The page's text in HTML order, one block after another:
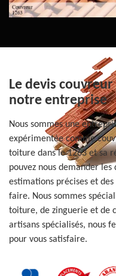
Le devis
notre entreprise
Nous sommes une
expérimentée comme
toiture dans le 1263 et sa
pouvez nous demander
estimations précises et
faire. Nous sommes
toiture, de zinguerie et de
artisans spécialisés, nous
pour vous satisfaire.